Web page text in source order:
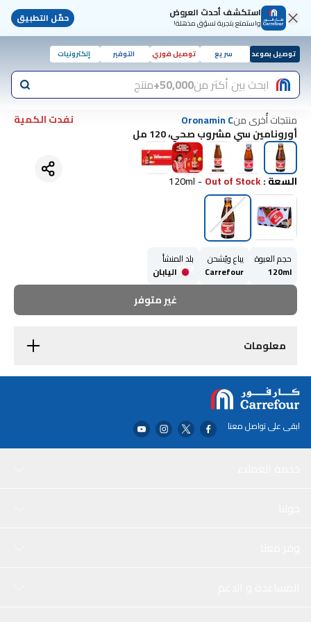
استكشف أحدث العروض
واستمتع بتجربة تسوّق مذهلة! حمّل التطبيق
توصيل بموعد سريع توصيل فوري التوفير إلكترونيات
ابحث بين أكثر من50,000+ منتج
منتجات أُخرى منOronamin C
نفدت الكمية
أورونامين سي مشروب صحي، 120 مل
السعة:
120ml -Out of Stock
حجم العبوة
120ml
يباع ويُشحن
Carrefour
بلد المنشأ
اليابان
غير متوفر
معلومات
ابقى على تواصل معنا